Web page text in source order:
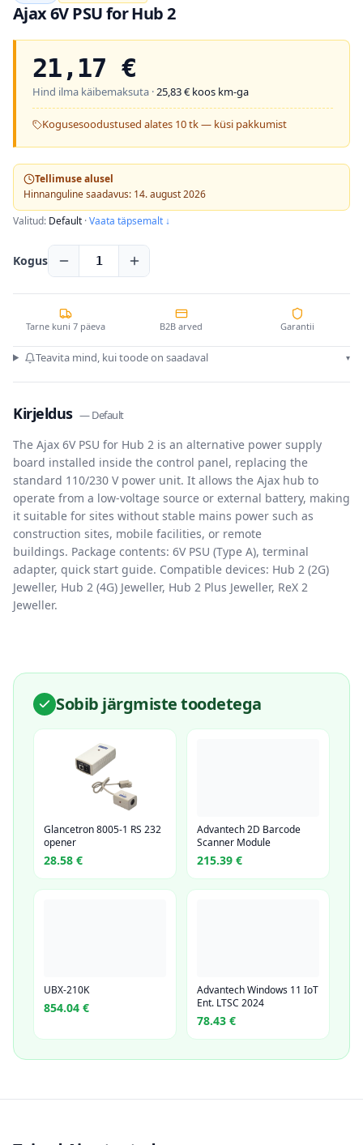
Ajax 6V PSU for Hub 2
21,17 €
Hind ilma käibemaksuta ·25,83€ koos km-ga
Kogusesoodustused alates 10 tk — küsi pakkumist
Tellimuse alusel
Hinnanguline saadavus: 14. august 2026
Valitud: Default ·Vaata täpsemalt ↓
Kogus 1
Tarne kuni 7 päeva B2B arved Garantii
Teavita mind, kui toode on saadaval ▾
Kirjeldus —Default
The Ajax 6V PSU for Hub 2 is an alternative power supply
board installed inside the control panel, replacing the
standard 110/230 V power unit. It allows the Ajax hub to
operate from a low-voltage source or external battery, making
it suitable for sites without stable mains power such as
construction sites, mobile facilities, or remote
buildings. Package contents: 6V PSU (Type A), terminal
adapter, quick start guide. Compatible devices: Hub 2 (2G)
Jeweller, Hub 2 (4G) Jeweller, Hub 2 Plus Jeweller, ReX 2
Jeweller.
Sobib järgmiste toodetega
Glancetron 8005-1 RS 232
opener
28.58 €
Advantech 2D Barcode
Scanner Module
215.39 €
UBX-210K
854.04 €
Advantech Windows 11 IoT
Ent. LTSC 2024
78.43 €